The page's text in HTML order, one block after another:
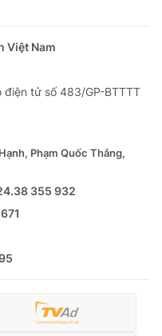
Việt Nam
tử số 483/GP-BTTTT
Phạm Quốc Thắng,
355 932